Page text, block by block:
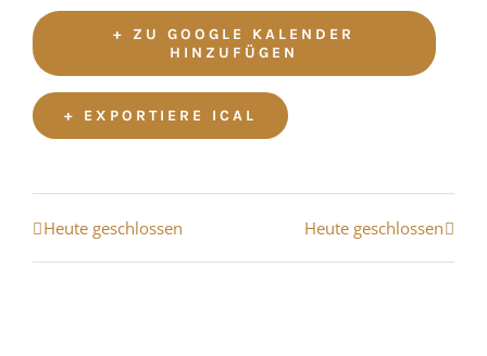
+ ZU GOOGLE KALENDER
HINZUFÜGEN
+ EXPORTIERE ICAL
Veranstaltung
Navigation
Heute geschlossen Heute geschlossen